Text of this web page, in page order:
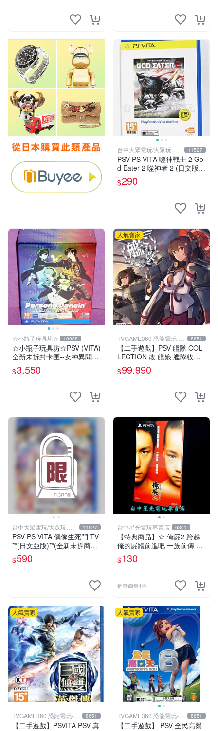
台中大眾電玩/大眾玩具
店
11527
PSV PS VITA 噬神戰士 2 Go
d Eater 2 噬神者 2 (日文版)**
(二手商品)【台中大眾電玩】
$290
☆小瓶子玩具坊☆ 10088
☆小瓶子玩具坊☆PSV (VITA)
全新未拆封卡匣--女神異聞錄
熱舞 雙重加值包 中文版
$3,550
人氣賣家
TVGAME360 恐龍電玩-台
中店
8651
【二手遊戲】PSV 艦隊 COL
LECTION 改 艦娘 艦隊收藏
KANTAI 日文版【台中恐龍電
玩】
$99,990
台中大眾電玩/大眾玩具
店
11527
PSV PS VITA 偶像生死鬥 TV
**(日文亞版)**(全新未拆商品)
【台中大眾電玩】
$590
台中星光電玩專賣店 6301
【特典商品】☆ 俺屍2 跨越
俺的屍體前進吧 一族前傳 漫
畫特輯 ☆全新品【不含遊戲
軟體】台中星光電玩
$130
近期銷量1件
人氣賣家
TVGAME360 恐龍電玩-台
中店
8651
【二手遊戲】PSVITA PSV 真
人氣賣家
TVGAME360 恐龍電玩-台
中店
8651
【二手遊戲】 PSV 全民高爾